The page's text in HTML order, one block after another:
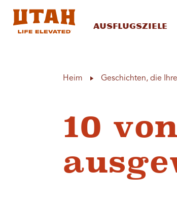
Ausflugsziele
Heim Geschichten, die
10